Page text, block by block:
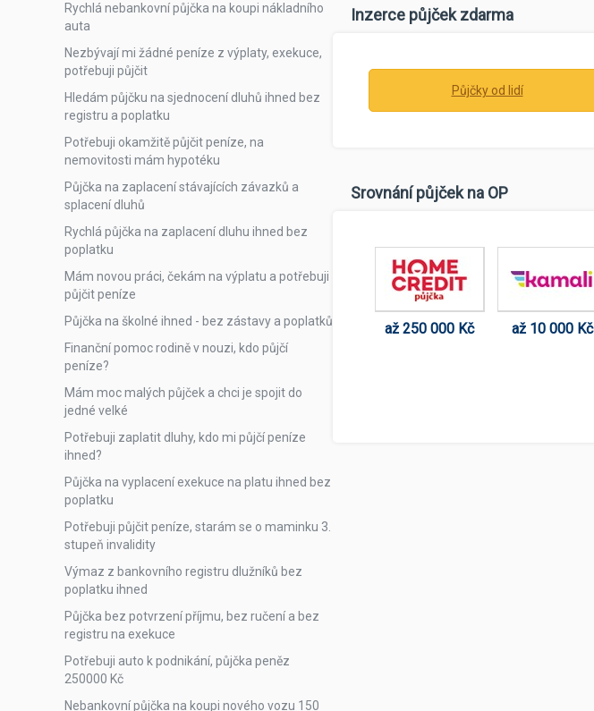
Rychlá nebankovní půjčka na koupi nákladního
auta
Nezbývají mi žádné peníze z výplaty, exekuce,
potřebuji půjčit
Hledám půjčku na sjednocení dluhů ihned bez
registru a poplatku
Potřebuji okamžitě půjčit peníze, na
nemovitosti mám hypotéku
Půjčka na zaplacení stávajících závazků a
splacení dluhů
Rychlá půjčka na zaplacení dluhu ihned bez
poplatku
Mám novou práci, čekám na výplatu a potřebuji
půjčit peníze
Půjčka na školné ihned - bez zástavy a poplatků
Finanční pomoc rodině v nouzi, kdo půjčí
peníze?
Mám moc malých půjček a chci je spojit do
jedné velké
Potřebuji zaplatit dluhy, kdo mi půjčí peníze
ihned?
Půjčka na vyplacení exekuce na platu ihned bez
poplatku
Potřebuji půjčit peníze, starám se o maminku 3.
stupeň invalidity
Výmaz z bankovního registru dlužníků bez
poplatku ihned
Půjčka bez potvrzení příjmu, bez ručení a bez
registru na exekuce
Potřebuji auto k podnikání, půjčka peněz
250000 Kč
Nebankovní půjčka na koupi nového vozu 150
Inzerce půjček zdarma
Půjčky od lidí
Srovnání půjček na OP
až 250 000 Kč až 10 000 Kč